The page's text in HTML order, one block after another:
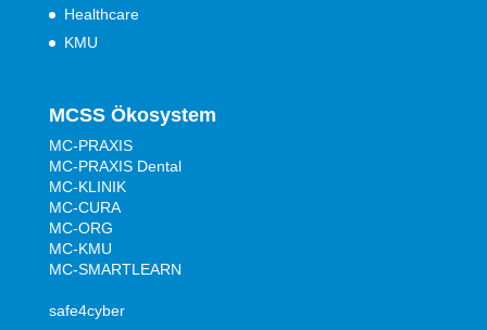
Healthcare
KMU
MCSS Ökosystem
MC-PRAXIS
MC-PRAXIS Dental
MC-KLINIK
MC-CURA
MC-ORG
MC-KMU
MC-SMARTLEARN
safe4cyber